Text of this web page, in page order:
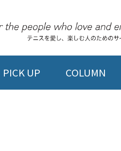
PICK UP COLUMN